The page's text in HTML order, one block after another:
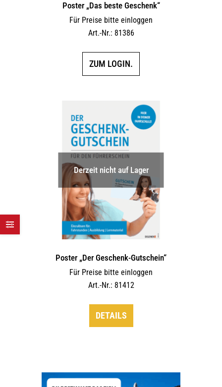
Poster „Das beste Geschenk“
Für Preise bitte einloggen
Art.-Nr.: 81386
ZUM LOGIN.
Derzeit nicht auf Lager
Poster „Der Geschenk-Gutschein“
Für Preise bitte einloggen
Art.-Nr.: 81412
DETAILS